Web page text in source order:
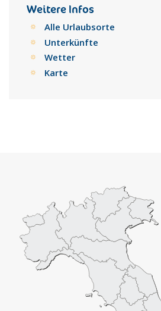
wenig übrig ist.
Erbe touristisch das naheliegende
das 12 km entfernte Capo d'Orlando
angenehmer Höhe liegenden sanften
Nebrodischen Gebirges, die
Weitere Infos
Alle Urlaubsorte
Unterkünfte
Wetter
Karte